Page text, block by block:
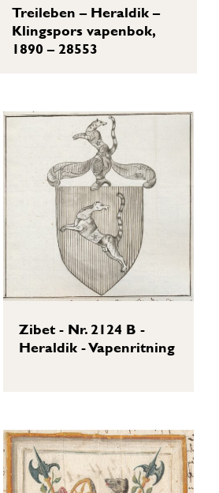
Treileben – Heraldik –
Klingspors vapenbok,
1890 – 28553
Zibet - Nr. 2124 B -
Heraldik - Vapenritning